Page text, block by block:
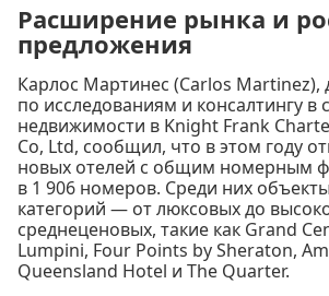
Расширение рынка и
предложения
Карлос Мартинес (Carlos Martinez),
по исследованиям и консалтингу в
недвижимости в Knight Frank
Co, Ltd, сообщил, что в этом году
новых отелей с общим номерным
в 1 906 номеров. Среди них
категорий — от люксовых до
среднеценовых, такие как Grand
Lumpini, Four Points by Sheraton,
Queensland Hotel и The Quarter.